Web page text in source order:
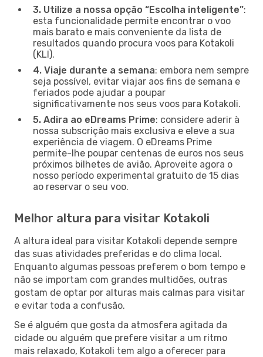
3. Utilize a nossa opção “Escolha inteligente”:
esta funcionalidade permite encontrar o voo
mais barato e mais conveniente da lista de
resultados quando procura voos para Kotakoli
(KLI).
4. Viaje durante a semana: embora nem sempre
seja possível, evitar viajar aos fins de semana e
feriados pode ajudar a poupar
significativamente nos seus voos para Kotakoli.
5. Adira ao eDreams Prime: considere aderir à
nossa subscrição mais exclusiva e eleve a sua
experiência de viagem. O eDreams Prime
permite-lhe poupar centenas de euros nos seus
próximos bilhetes de avião. Aproveite agora o
nosso período experimental gratuito de 15 dias
ao reservar o seu voo.
Melhor altura para visitar Kotakoli
A altura ideal para visitar Kotakoli depende sempre
das suas atividades preferidas e do clima local.
Enquanto algumas pessoas preferem o bom tempo e
não se importam com grandes multidões, outras
gostam de optar por alturas mais calmas para visitar
e evitar toda a confusão.
Se é alguém que gosta da atmosfera agitada da
cidade ou alguém que prefere visitar a um ritmo
mais relaxado, Kotakoli tem algo a oferecer para